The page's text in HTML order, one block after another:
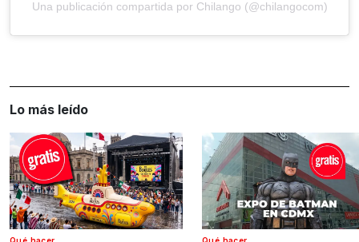
Una publicación compartida por Chilango (@chilangocom)
Lo más leído